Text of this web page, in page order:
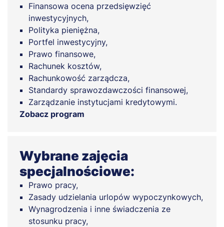
Finansowa ocena przedsięwzięć
inwestycyjnych,
Polityka pieniężna,
Portfel inwestycyjny,
Prawo finansowe,
Rachunek kosztów,
Rachunkowość zarządcza,
Standardy sprawozdawczości finansowej,
Zarządzanie instytucjami kredytowymi.
Zobacz program
Wybrane zajęcia
specjalnościowe:
Prawo pracy,
Zasady udzielania urlopów wypoczynkowych,
Wynagrodzenia i inne świadczenia ze
stosunku pracy,